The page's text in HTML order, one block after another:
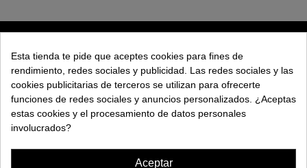
EXPLORAR
EMPRESA
Esta tienda te pide que aceptes cookies para fines de
rendimiento, redes sociales y publicidad. Las redes sociales y las
cookies publicitarias de terceros se utilizan para ofrecerte
funciones de redes sociales y anuncios personalizados. ¿Aceptas
estas cookies y el procesamiento de datos personales
involucrados?
Aceptar